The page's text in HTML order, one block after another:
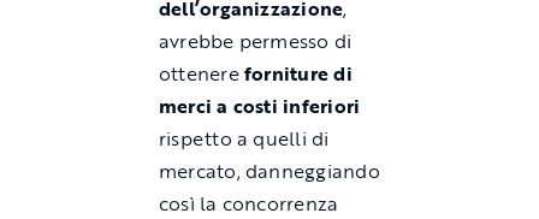
dell’organizzazione,
avrebbe permesso di
ottenereforniture di
merci a costi inferiori
rispetto a quelli di
mercato, danneggiando
così la concorrenza